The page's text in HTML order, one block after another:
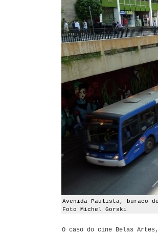
Avenida Paulista, buraco
Foto Michel Gorski
O caso do cine Belas